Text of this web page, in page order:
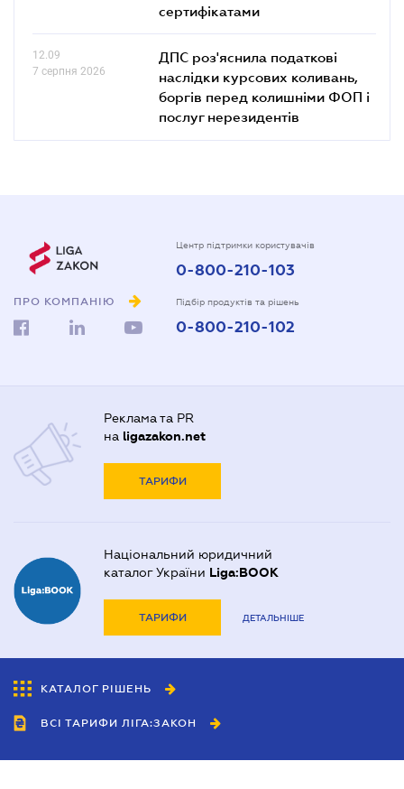
сертифікатами
12.09
7 серпня 2026
ДПС роз'яснила податкові
наслідки курсових коливань,
боргів перед колишніми ФОП і
послуг нерезидентів
ПРО КОМПАНІЮ
Центр підтримки користувачів
0-800-210-103
Підбір продуктів та рішень
0-800-210-102
Реклама та PR
на ligazakon.net
ТАРИФИ
Національний юридичний
каталог України Liga:BOOK
ТАРИФИ ДЕТАЛЬНІШЕ
КАТАЛОГ РІШЕНЬ
ВСІ ТАРИФИ ЛІГА:ЗАКОН